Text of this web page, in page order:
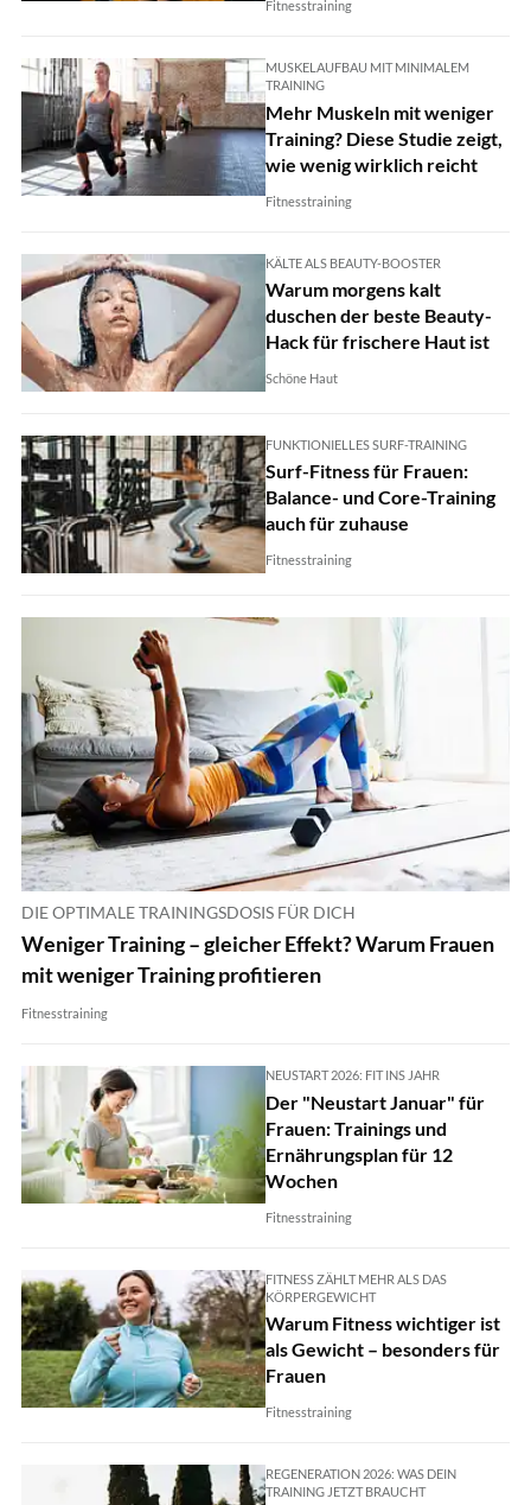
Fitnesstraining
MUSKELAUFBAU MIT MINIMALEM
TRAINING
Mehr Muskeln mit weniger
Training? Diese Studie zeigt,
wie wenig wirklich reicht
Fitnesstraining
KÄLTE ALS BEAUTY-BOOSTER
Warum morgens kalt
duschen der beste Beauty-
Hack für frischere Haut ist
Schöne Haut
FUNKTIONIELLES SURF-TRAINING
Surf-Fitness für Frauen:
Balance- und Core-Training
auch für zuhause
Fitnesstraining
DIE OPTIMALE TRAININGSDOSIS FÜR DICH
Weniger Training – gleicher Effekt? Warum Frauen
mit weniger Training profitieren
Fitnesstraining
NEUSTART 2026: FIT INS JAHR
Der "Neustart Januar" für
Frauen: Trainings und
Ernährungsplan für 12
Wochen
Fitnesstraining
FITNESS ZÄHLT MEHR ALS DAS
KÖRPERGEWICHT
Warum Fitness wichtiger ist
als Gewicht – besonders für
Frauen
Fitnesstraining
REGENERATION 2026: WAS DEIN
TRAINING JETZT BRAUCHT